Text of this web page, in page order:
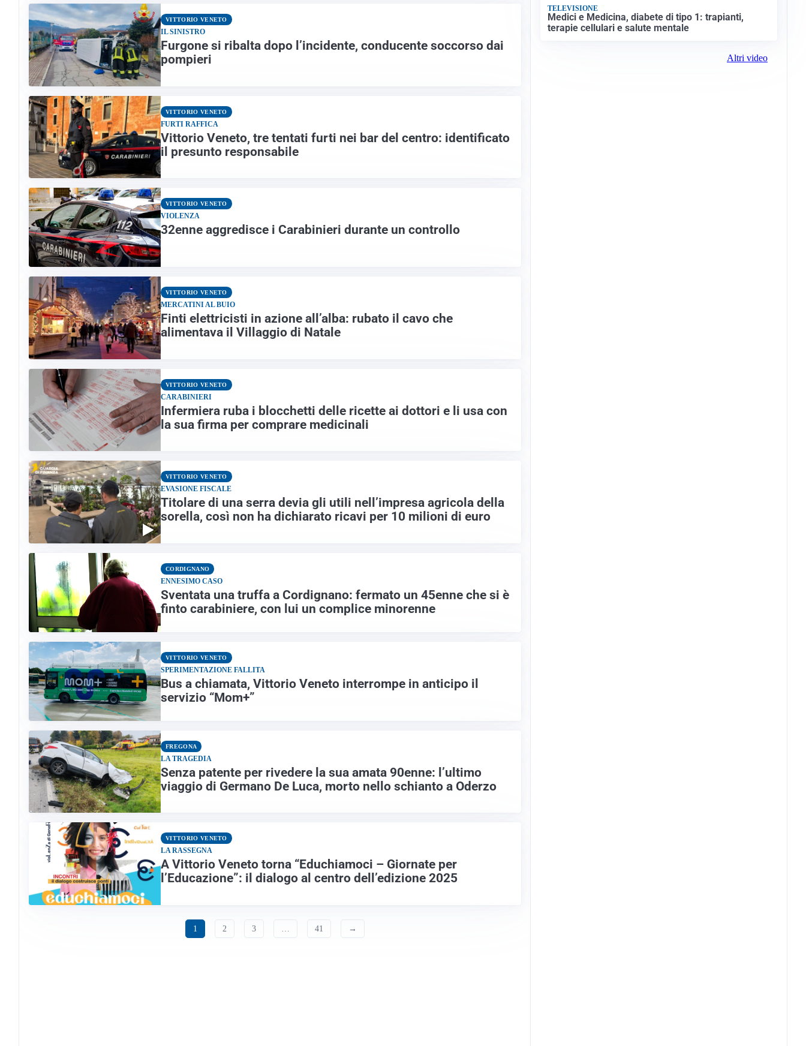
VITTORIO VENETO
IL SINISTRO
Furgone si ribalta dopo l’incidente, conducente soccorso dai
pompieri
VITTORIO VENETO
FURTI RAFFICA
Vittorio Veneto, tre tentati furti nei bar del centro: identificato
il presunto responsabile
VITTORIO VENETO
VIOLENZA
32enne aggredisce i Carabinieri durante un controllo
VITTORIO VENETO
MERCATINI AL BUIO
Finti elettricisti in azione all’alba: rubato il cavo che
alimentava il Villaggio di Natale
VITTORIO VENETO
CARABINIERI
Infermiera ruba i blocchetti delle ricette ai dottori e li usa con
la sua firma per comprare medicinali
VITTORIO VENETO
EVASIONE FISCALE
Titolare di una serra devia gli utili nell’impresa agricola della
sorella, così non ha dichiarato ricavi per 10 milioni di euro
CORDIGNANO
ENNESIMO CASO
Sventata una truffa a Cordignano: fermato un 45enne che si è
finto carabiniere, con lui un complice minorenne
VITTORIO VENETO
SPERIMENTAZIONE FALLITA
Bus a chiamata, Vittorio Veneto interrompe in anticipo il
servizio “Mom+”
FREGONA
LA TRAGEDIA
Senza patente per rivedere la sua amata 90enne: l’ultimo
viaggio di Germano De Luca, morto nello schianto a Oderzo
VITTORIO VENETO
LA RASSEGNA
A Vittorio Veneto torna “Educhiamoci – Giornate per
l’Educazione”: il dialogo al centro dell’edizione 2025
1 2 3 41 →
TELEVISIONE
Medici e Medicina, diabete di tipo 1: trapianti,
terapie cellulari e salute mentale
Altri video